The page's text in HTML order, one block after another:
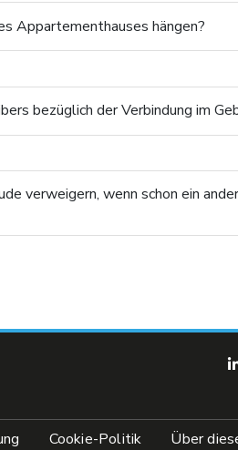
Appartementhauses hängen?
bezüglich der Verbindung im
verweigern, wenn schon ein
Cookie-Politik Über